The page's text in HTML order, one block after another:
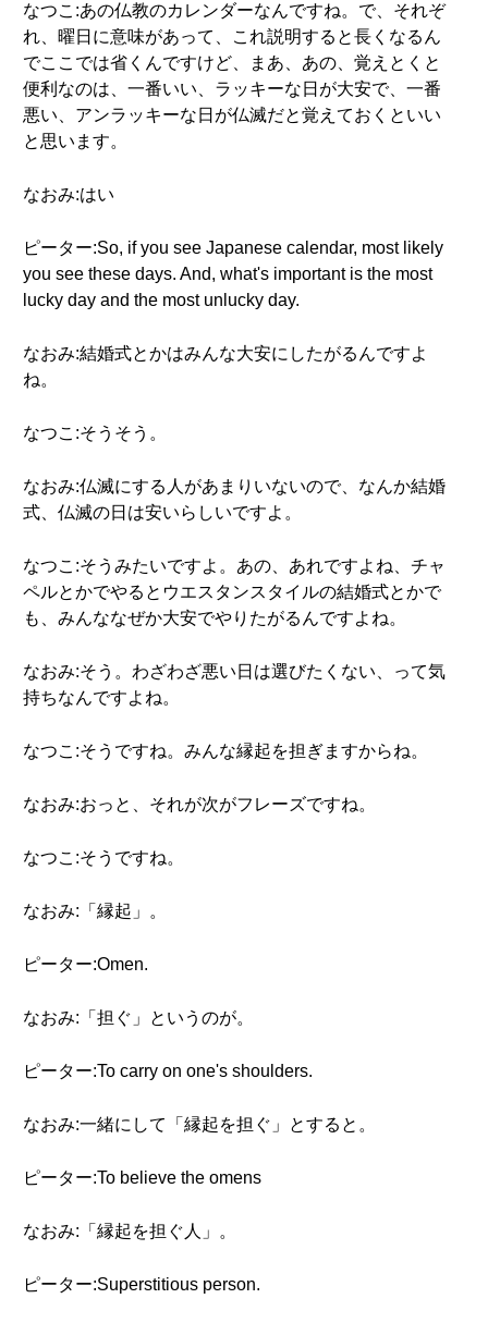
なつこ:あの仏教のカレンダーなんですね。で、それぞ
れ、曜日に意味があって、これ説明すると長くなるん
でここでは省くんですけど、まあ、あの、覚えとくと
便利なのは、一番いい、ラッキーな日が大安で、一番
悪い、アンラッキーな日が仏滅だと覚えておくといい
と思います。
なおみ:はい
ピーター:So, if you see Japanese calendar, most likely
you see these days. And, what's important is the most
lucky day and the most unlucky day.
なおみ:結婚式とかはみんな大安にしたがるんですよ
ね。
なつこ:そうそう。
なおみ:仏滅にする人があまりいないので、なんか結婚
式、仏滅の日は安いらしいですよ。
なつこ:そうみたいですよ。あの、あれですよね、チャ
ペルとかでやるとウエスタンスタイルの結婚式とかで
も、みんななぜか大安でやりたがるんですよね。
なおみ:そう。わざわざ悪い日は選びたくない、って気
持ちなんですよね。
なつこ:そうですね。みんな縁起を担ぎますからね。
なおみ:おっと、それが次がフレーズですね。
なつこ:そうですね。
なおみ:「縁起」。
ピーター:Omen.
なおみ:「担ぐ」というのが。
ピーター:To carry on one's shoulders.
なおみ:一緒にして「縁起を担ぐ」とすると。
ピーター:To believe the omens
なおみ:「縁起を担ぐ人」。
ピーター:Superstitious person.